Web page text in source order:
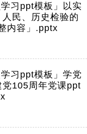
习ppt模板」以实
民、历史检验的
内容」.pptx
习ppt模板」学党
党105周年党课ppt